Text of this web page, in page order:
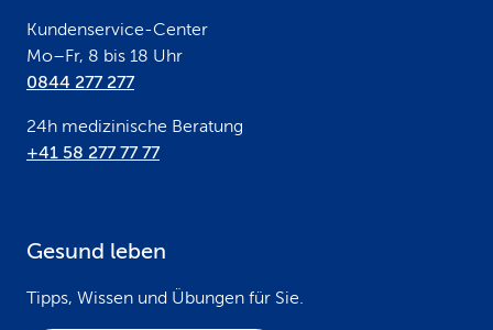
Kundenservice-Center
Mo–Fr, 8 bis 18 Uhr
0844 277 277
24h medizinische Beratung
+41 58 277 77 77
Gesund leben
Tipps, Wissen und Übungen für Sie.